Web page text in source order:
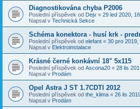
Diagnostikována chyba P2006
Poslední příspěvek od Dejv « 29 led 2020,
Napsal v Technická Sekce
Schéma konektora - husí krk -
Poslední příspěvek od elefant « 30 pro 2019,
Napsal v Elektroinstalace
Krásné černé konkávní 18" 5x115
Poslední příspěvek od Ascona20 « 28 lis
Napsal v Prodám
Opel Astra J ST 1.7CDTI 2012
Poslední příspěvek od the_klima « 26 lis
Napsal v Prodám